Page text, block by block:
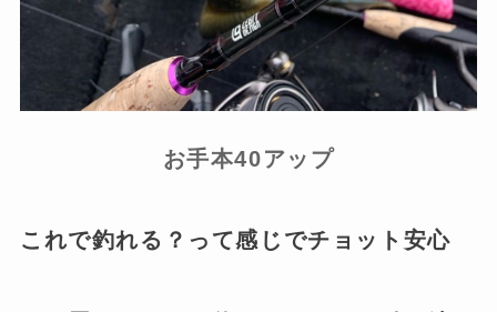
お手本40アップ
これで釣れる？って感じでチョット安心